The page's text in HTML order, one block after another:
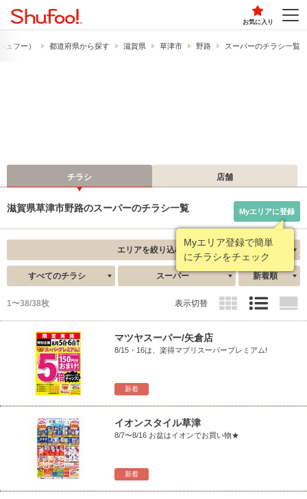
お気に入り
ュフー） 都道府県から探す 滋賀県 草津市 野路 スーパーのチラシ一覧
チラシ 店舗
滋賀県草津市野路のスーパーのチラシ一覧
Myエリア登録で簡単
にチラシをチェック
Myエリアに登録
エリアを絞り込む
すべてのチラシ スーパー 新着順
1〜38/38枚 表示切替
新着
マツヤスーパー/矢倉店
8/15・16は、楽得マプリスーパープレミアム!
新着
イオンスタイル草津
8/7〜8/16 お盆はイオンでお買い物★